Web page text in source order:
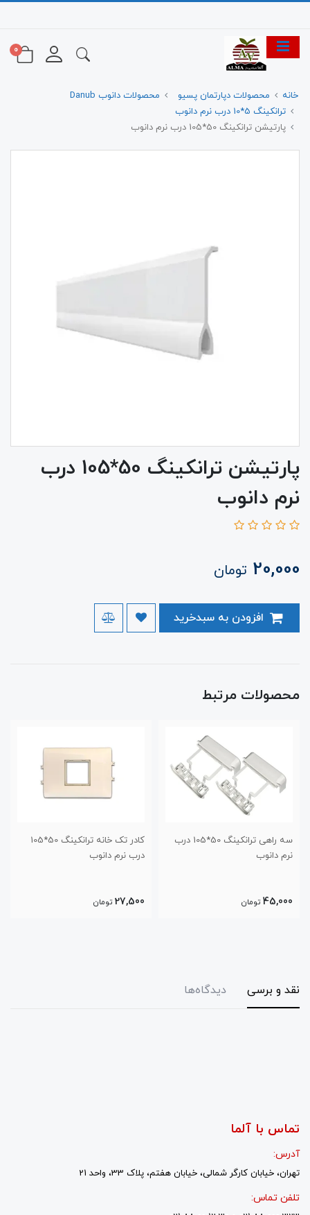
0
خانه محصولات دپارتمان پسیو
محصولات دانوب Danub
ترانکینگ 5*10 درب نرم دانوب
پارتیشن ترانکینگ 50*105 درب نرم دانوب
پارتیشن ترانکینگ 50*105 درب
نرم دانوب
20,000 تومان
محصولات مرتبط
سه راهی ترانکینگ 50*105 درب
کادر تک خانه ترانکینگ 50*105
27,500
درب نرم دانوب
41,500
نقد و برسی دیدگاه‌ها
تماس با آلما
آدرس:
تهران، خیابان کارگر شمالی، خیابان هفتم، پلاک 33، واحد 21
تلفن تماس: